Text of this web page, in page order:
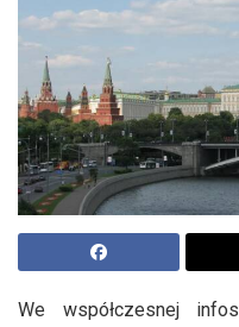
We współczesnej